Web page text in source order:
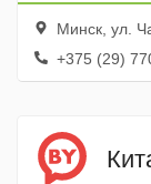
Минск, ул.
+375 (29)